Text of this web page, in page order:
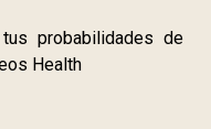
probabilidades de
Health